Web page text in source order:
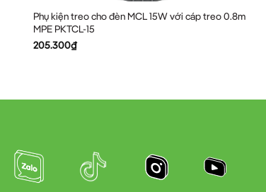
Phụ kiện treo cho đèn MCL 15W với cáp treo 0.8m
MPE PKTCL-15
205.300₫